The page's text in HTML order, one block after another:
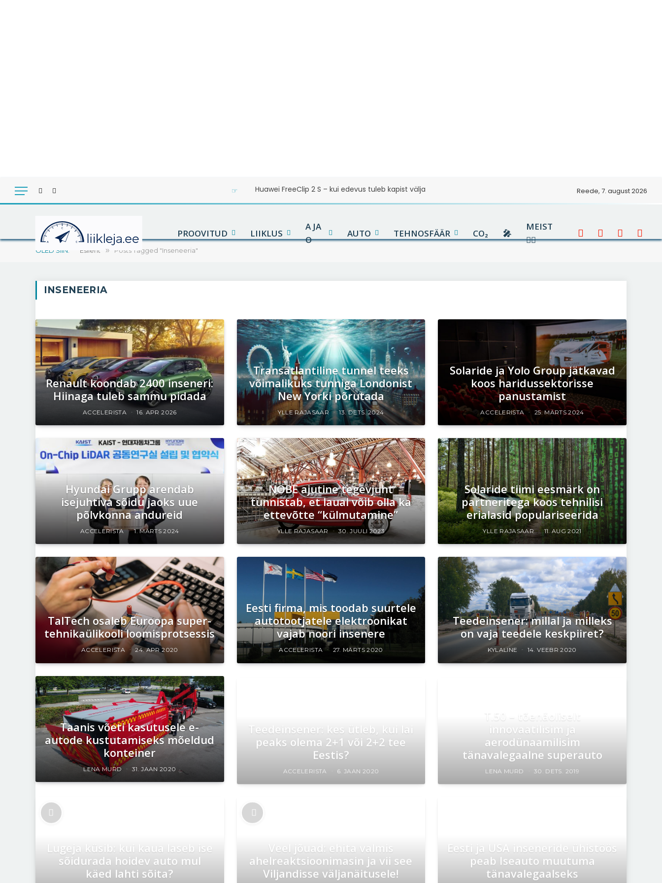
☞ Huawei FreeClip 2 S – kui edevus tuleb kapist välja Reede, 7. august 2026
PROOVITUD LIIKLUS
A JA
O
AUTO TEHNOSFÄÄR CO₂ 🎤︎︎
MEIST
✍🏻
Facebook
X
Instagram
OLED SIIN: Esileht » Posts Tagged "Inseneeria"
INSENEERIA
Renault koondab 2400 inseneri:
Hiinaga tuleb sammu pidada
ACCELERISTA 16. APR 2026
Transatlantiline tunnel teeks
võimalikuks tunniga Londonist
New Yorki põrutada
YLLE RAJASAAR 13. DETS. 2024
Solaride ja Yolo Group jätkavad
koos haridussektorisse
panustamist
ACCELERISTA 25. MÄRTS 2024
Hyundai Grupp arendab
isejuhtiva sõidu jaoks uue
põlvkonna andureid
ACCELERISTA 1. MÄRTS 2024
NOBE ajutine tegevjuht
tunnistab, et laual võib olla ka
ettevõtte “külmutamine”
YLLE RAJASAAR 30. JUULI 2023
Solaride tiimi eesmärk on
partneritega koos tehnilisi
erialasid populariseerida
YLLE RAJASAAR 11. AUG 2021
TalTech osaleb Euroopa super-
tehnikaülikooli loomisprotsessis
ACCELERISTA 24. APR 2020
Eesti firma, mis toodab suurtele
autotootjatele elektroonikat
vajab noori insenere
ACCELERISTA 27. MÄRTS 2020
Teedeinsener: millal ja milleks
on vaja teedele keskpiiret?
KYLALINE 14. VEEBR 2020
Taanis võeti kasutusele e-
autode kustutamiseks mõeldud
konteiner
LENA MURD 31. JAAN 2020
Teedeinsener: kes ütleb, kui lai
peaks olema 2+1 või 2+2 tee
Eestis?
ACCELERISTA 6. JAAN 2020
T.50 – tõenäoliselt
innovaatilisim ja
aerodünaamilisim
tänavalegaalne superauto
LENA MURD 30. DETS. 2019
Lugeja küsib: kui kaua laseb ise
sõidurada hoidev auto mul
käed lahti sõita?
Veel jõuad: ehita valmis
ahelreaktsioonimasin ja vii see
Viljandisse väljanäitusele!
Eesti ja USA inseneride ühistöös
peab Iseauto muutuma
tänavalegaalseks